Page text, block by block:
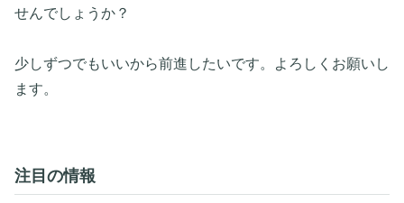
せんでしょうか？
少しずつでもいいから前進したいです。よろしくお願いし
ます。
注目の情報